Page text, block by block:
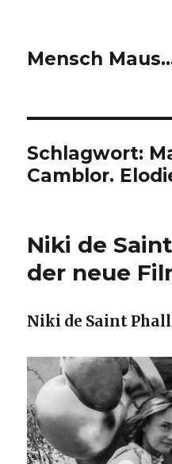
Mensch
Schlagwort:
Camblor.
Niki de
der neue
Niki de Saint